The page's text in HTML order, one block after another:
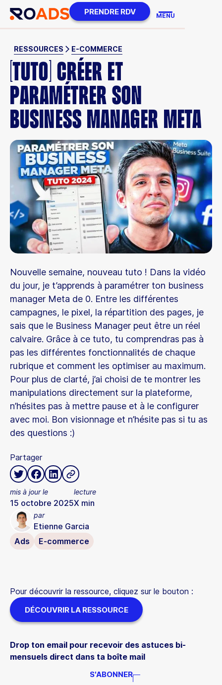
PRENDRE RDV MENU
RESSOURCES E-COMMERCE
[TUTO] CRÉER ET
PARAMÉTRER SON
BUSINESS MANAGER META
mis à jour le
15 octobre 2025
lecture
X min
par
Etienne Garcia
Ads
E-commerce
Partager
Nouvelle semaine, nouveau tuto ! Dans la vidéo
du jour, je t’apprends à paramétrer ton business
manager Meta de 0. Entre les différentes
campagnes, le pixel, la répartition des pages, je
sais que le Business Manager peut être un réel
calvaire. Grâce à ce tuto, tu comprendras pas à
pas les différentes fonctionnalités de chaque
rubrique et comment les optimiser au maximum.
Pour plus de clarté, j’ai choisi de te montrer les
manipulations directement sur la plateforme,
n’hésites pas à mettre pause et à le configurer
avec moi. Bon visionnage et n’hésite pas si tu as
des questions :)
Drop ton email pour recevoir des astuces bi-
mensuels direct dans ta boîte mail
S'ABONNER
Pour découvrir la ressource, cliquez sur le bouton :
DÉCOUVRIR LA RESSOURCE